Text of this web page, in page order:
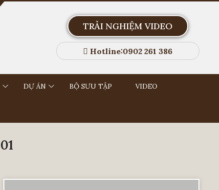
TRẢI NGHIỆM VIDEO
Hotline:0902 261 386
DỰ ÁN BỘ SƯU TẬP VIDEO